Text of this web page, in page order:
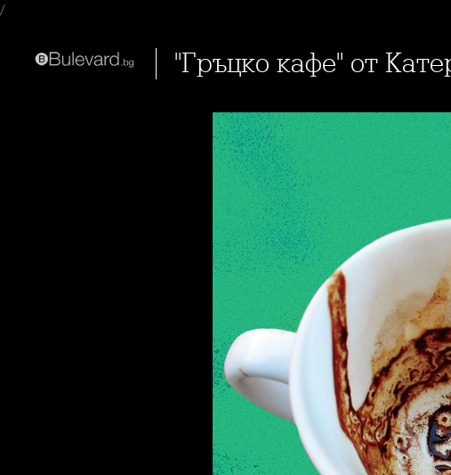
/
"Гръцко кафе" от